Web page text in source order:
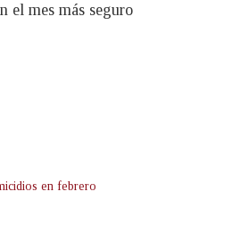
el mes más seguro
en febrero